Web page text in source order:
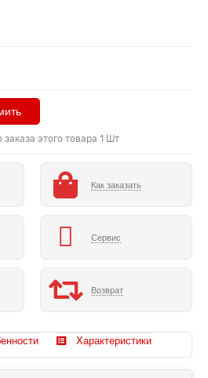
этого товара 1 Шт
Как заказать
Сервис
Возврат
Характеристики